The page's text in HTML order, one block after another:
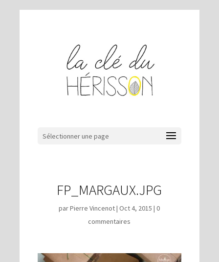
Sélectionner une page
FP_MARGAUX.JPG
parPierre Vincenot|Oct 4, 2015 |0
commentaires